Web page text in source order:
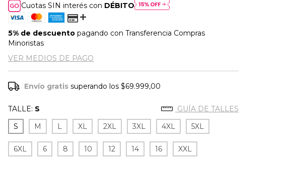
Cuotas SIN interés con DÉBITO
5% de descuento pagando con Transferencia Compras
Minoristas
VER MEDIOS DE PAGO
Envío gratis superando los$69.999,00
TALLE: S
GUÍA DE TALLES
S
M L XL 2XL 3XL 4XL 5XL
6XL 6 8 10 12 14 16 XXL